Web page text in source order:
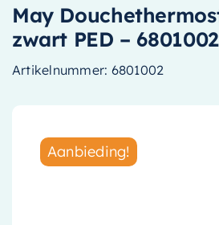
Spiegels
Baden
May
zwart PED – 6801002
Artikelnummer: 6801002
Aanbieding!